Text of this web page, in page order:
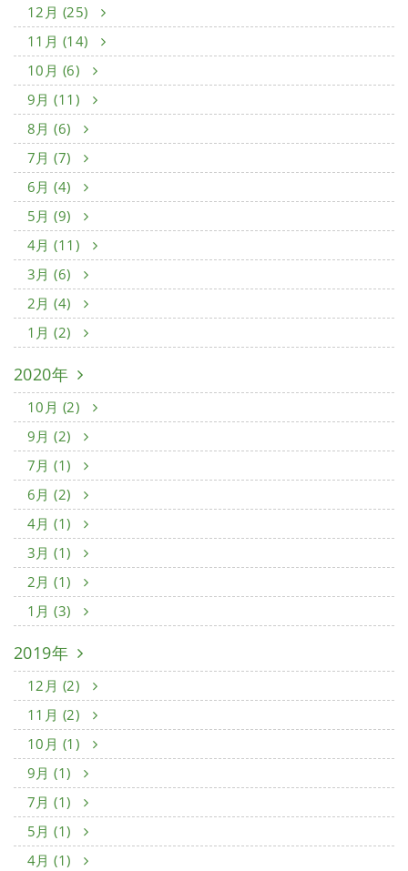
12月 (25)
11月 (14)
10月 (6)
9月 (11)
8月 (6)
7月 (7)
6月 (4)
5月 (9)
4月 (11)
3月 (6)
2月 (4)
1月 (2)
2020年
10月 (2)
9月 (2)
7月 (1)
6月 (2)
4月 (1)
3月 (1)
2月 (1)
1月 (3)
2019年
12月 (2)
11月 (2)
10月 (1)
9月 (1)
7月 (1)
5月 (1)
4月 (1)